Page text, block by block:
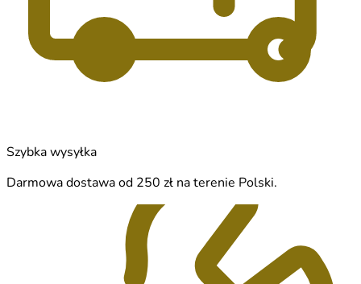
Szybka wysyłka
Darmowa dostawa od 250 zł na terenie Polski.